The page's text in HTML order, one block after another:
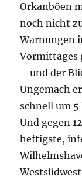
Orkanböen
noch nicht
Warnungen
Vormittages
– und der
Ungemach
schnell um 5
Und gegen
heftigste,